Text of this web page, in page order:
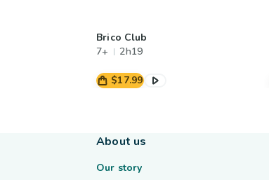
Brico Club
7+
2h19
$17.99
About us
Our story